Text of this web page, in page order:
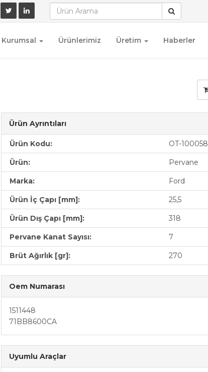
Kurumsal Ürünlerimiz Üretim Haberler
Ürün Ayrıntıları
Ürün Kodu: OT-100058
Ürün: Pervane
Marka: Ford
Ürün İç Çapı [mm]: 25,5
Ürün Dış Çapı [mm]: 318
Pervane Kanat Sayısı: 7
Brüt Ağırlık [gr]: 270
Oem Numarası
1511448
71BB8600CA
Uyumlu Araçlar